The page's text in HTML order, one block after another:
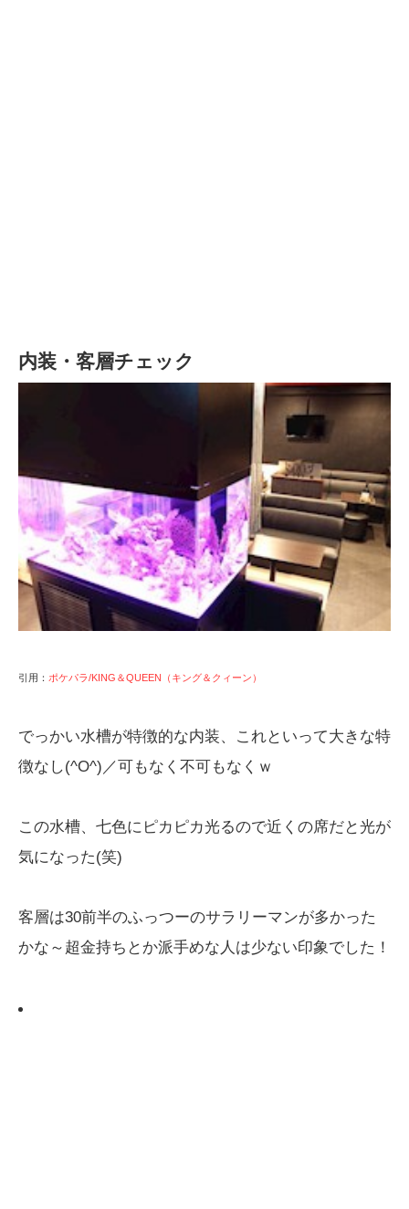
内装・客層チェック
引用： ポケパラ/KING＆QUEEN（キング＆クィーン）
でっかい水槽が特徴的な内装、これといって大きな特
徴なし(^O^)／可もなく不可もなくｗ
この水槽、七色にピカピカ光るので近くの席だと光が
気になった(笑)
客層は30前半のふっつーのサラリーマンが多かった
かな～超金持ちとか派手めな人は少ない印象でした！